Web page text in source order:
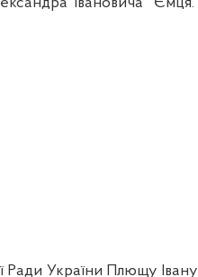
України Плющу Івану